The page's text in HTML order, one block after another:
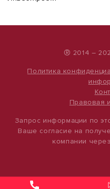
® 2014 –
Политика
Правовая
Запрос информации по
Ваше согласие на
компании